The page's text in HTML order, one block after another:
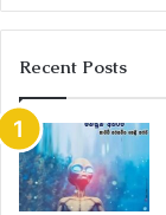
Recent Posts